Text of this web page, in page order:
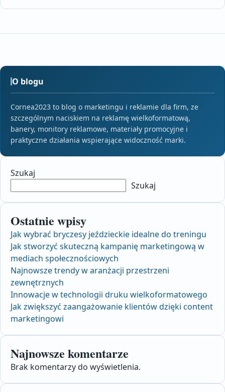
O blogu
Cornea2023 to blog o marketingu i reklamie dla firm, ze
szczególnym naciskiem na reklamę wielkoformatową,
banery, monitory reklamowe, materiały promocyjne i
praktyczne działania wspierające widoczność marki.
Szukaj
Szukaj
Ostatnie wpisy
Jak wybrać bryczesy jeździeckie idealne do treningu
Jak stworzyć skuteczną kampanię marketingową w
mediach społecznościowych
Najnowsze trendy w aranżacji przestrzeni
zewnętrznych
Innowacje w technologii druku wielkoformatowego
Jak zwiększyć zaangażowanie klientów dzięki content
marketingowi
Najnowsze komentarze
Brak komentarzy do wyświetlenia.